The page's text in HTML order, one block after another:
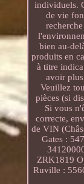
individuels.
de vie
bien au-
produits en
à titre
avoir
Veuillez
pièces (si
Si vous
correcte,
de VIN
Gates :
ZRK1819
Ruville :